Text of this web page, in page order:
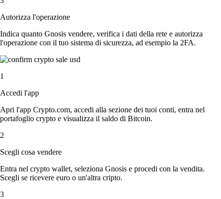
Autorizza l'operazione
Indica quanto Gnosis vendere, verifica i dati della rete e autorizza
l'operazione con il tuo sistema di sicurezza, ad esempio la 2FA.
1
Accedi l'app
Apri l'app Crypto.com, accedi alla sezione dei tuoi conti, entra nel
portafoglio crypto e visualizza il saldo di Bitcoin.
2
Scegli cosa vendere
Entra nel crypto wallet, seleziona Gnosis e procedi con la vendita.
Scegli se ricevere euro o un'altra cripto.
3